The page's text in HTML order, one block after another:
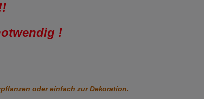
!
oder einfach zurDekoration.